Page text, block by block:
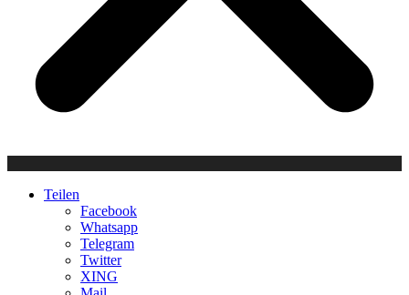
Teilen
Facebook
Whatsapp
Telegram
Twitter
XING